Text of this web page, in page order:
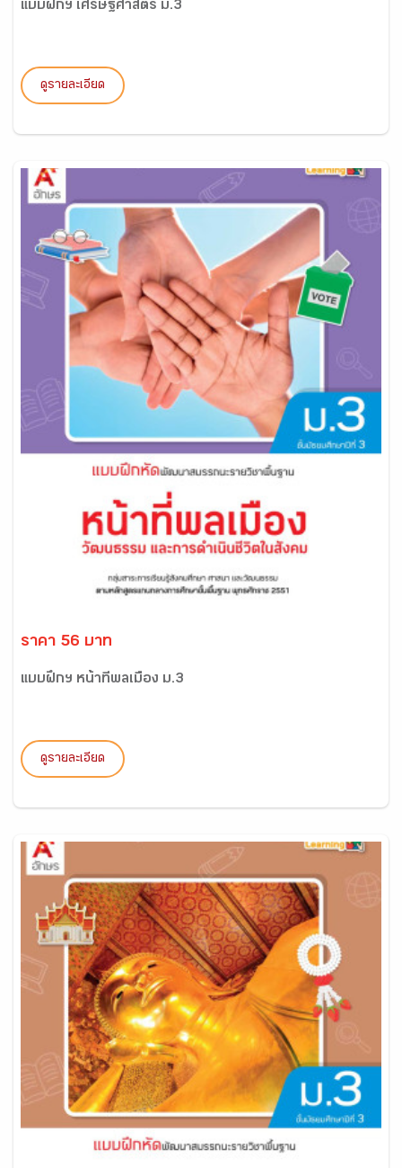
แบบฝึกฯ เศรษฐศาสตร์ ม.3
ดูรายละเอียด
ราคา 56 บาท
แบบฝึกฯ หน้าที่พลเมือง ม.3
ดูรายละเอียด